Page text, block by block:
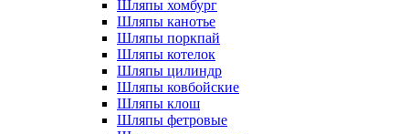
Шляпы хомбург
Шляпы канотье
Шляпы поркпай
Шляпы котелок
Шляпы цилиндр
Шляпы ковбойские
Шляпы клош
Шляпы фетровые